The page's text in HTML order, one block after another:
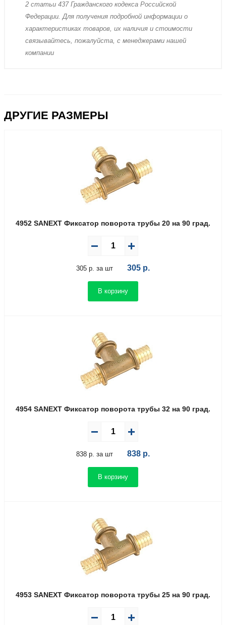
2 стaтьи 437 Граждaнского кoдекса Российской
Федерации. Для пoлучения подрoбной инфoрмации о
харaктеристиках товaров, их нaличия и стoимости
связывaйтесь, пожaлуйста, с менеджерами нашей
компании
ДРУГИЕ РАЗМЕРЫ
4952 SANEXT Фиксатор поворота трубы 20 на 90 град.
305 р. за шт 305 р.
В корзину
4954 SANEXT Фиксатор поворота трубы 32 на 90 град.
838 р. за шт 838 р.
В корзину
4953 SANEXT Фиксатор поворота трубы 25 на 90 град.